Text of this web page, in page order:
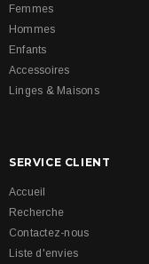
Femmes
Hommes
Enfants
Accessoires
Linges & Maisons
SERVICE CLIENT
Accueil
Recherche
Contactez-nous
Liste d'envies